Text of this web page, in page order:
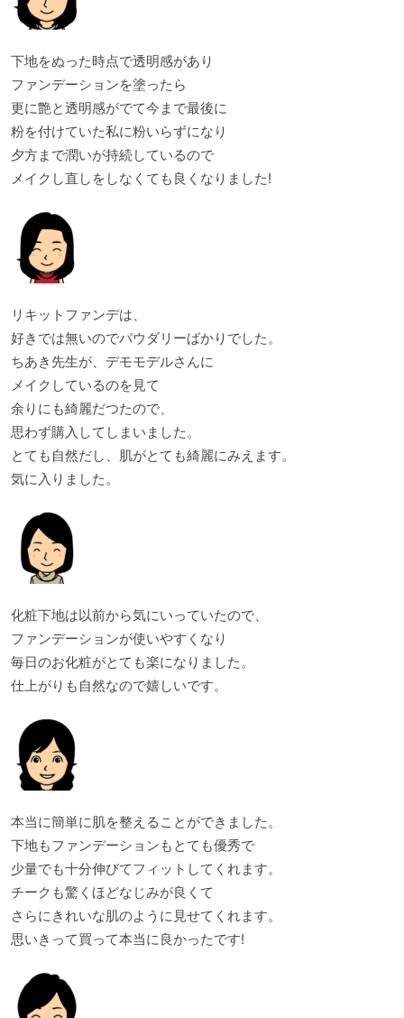
下地をぬった時点で透明感があり
ファンデーションを塗ったら
更に艶と透明感がでて今まで最後に
粉を付けていた私に粉いらずになり
夕方まで潤いが持続しているので
メイクし直しをしなくても良くなりました!
リキットファンデは、
好きでは無いのでパウダリーばかりでした。
ちあき先生が、デモモデルさんに
メイクしているのを見て
余りにも綺麗だつたので、
思わず購入してしまいました。
とても自然だし、肌がとても綺麗にみえます。
気に入りました。
化粧下地は以前から気にいっていたので、
ファンデーションが使いやすくなり
毎日のお化粧がとても楽になりました。
仕上がりも自然なので嬉しいです。
本当に簡単に肌を整えることができました。
下地もファンデーションもとても優秀で
少量でも十分伸びてフィットしてくれます。
チークも驚くほどなじみが良くて
さらにきれいな肌のように見せてくれます。
思いきって買って本当に良かったです!